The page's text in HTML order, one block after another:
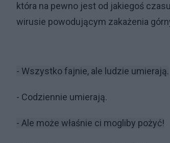
która na pewno jest od jakiegoś
wirusie powodującym zakażenia
- Wszystko fajnie, ale ludzie umierają.
- Codziennie umierają.
- Ale może właśnie ci mogliby pożyć!